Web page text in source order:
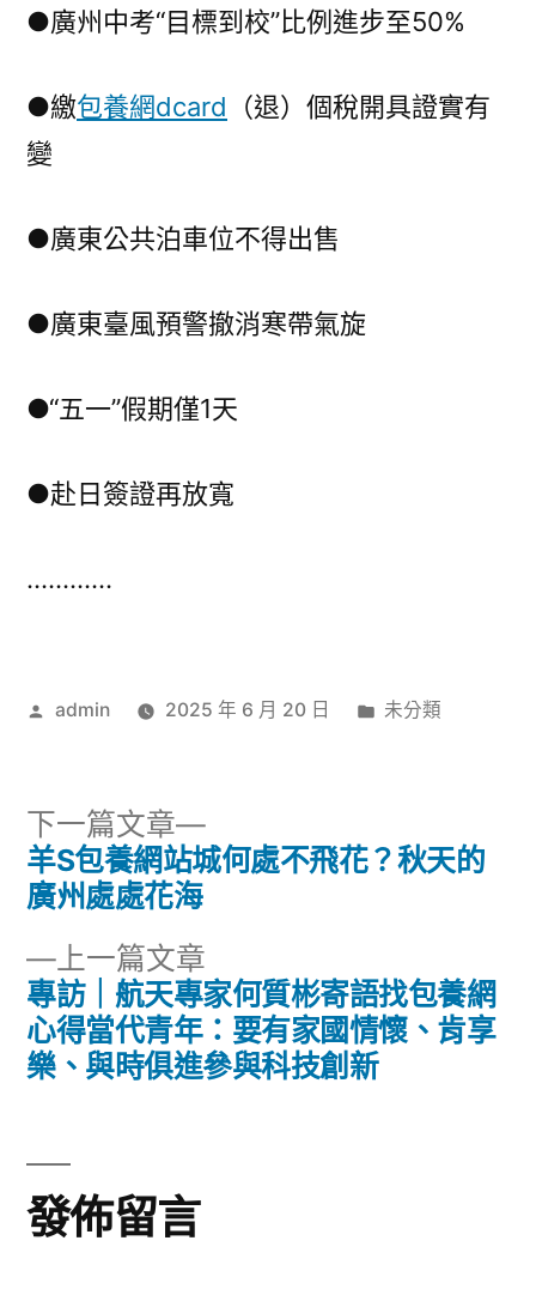
●廣州中考“目標到校”比例進步至50%
●繳包養網dcard （退）個稅開具證實有
變
●廣東公共泊車位不得出售
●廣東臺風預警撤消寒帶氣旋
●“五一”假期僅1天
●赴日簽證再放寬
…………
作
admin 2025 年 6 月 20 日
分
未分類
文
導
覽
上一篇文章
一
篇
文
專訪｜航天專家何質彬寄語找包養網
心得當代青年：要有家國情懷、肯享
樂、與時俱進參與科技創新
下一篇文章
下
一
羊S包養網站城何處不飛花？秋天的
廣州處處花海
發佈留言